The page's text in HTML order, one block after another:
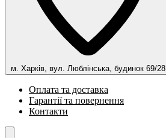
м. Харків, вул. Люблінська, будинок 69/28
Оплата та доставка
Гарантії та повернення
Контакти